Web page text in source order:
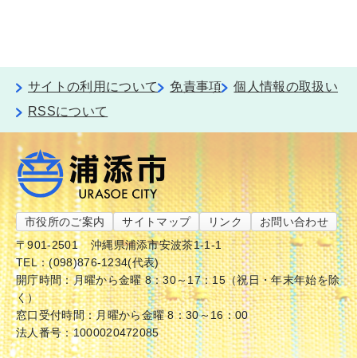
サイトの利用について 免責事項
個人情報の取扱い
RSSについて
市役所のご案内 サイトマップ リンク
お問い合わせ
〒901-2501
沖縄県浦添市安波茶1-1-1
TEL：(098)876-1234(代表)
開庁時間：月曜から金曜 8：30～17：15（祝日・年末年始を除
く）
窓口受付時間：月曜から金曜 8：30～16：00
法人番号：1000020472085